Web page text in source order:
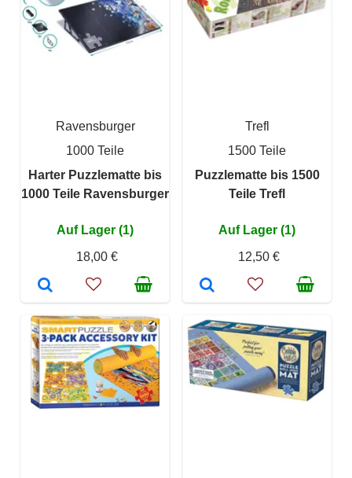
Ravensburger
1000 Teile
Harter Puzzlematte bis
1000 Teile Ravensburger
Auf Lager (1)
18,00 €
Trefl
1500 Teile
Puzzlematte bis 1500
Teile Trefl
Auf Lager (1)
12,50 €